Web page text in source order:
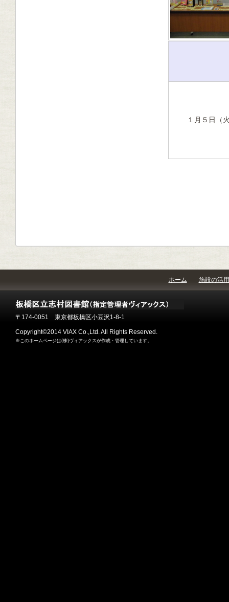
１月５日（
ホーム 施設の活用
〒174-0051 東京都板橋区小豆沢1-8-1
Copyright©2014 VIAX Co.,Ltd. All Rights Reserved.
※このホームページは(株)ヴィアックスが作成・管理しています。